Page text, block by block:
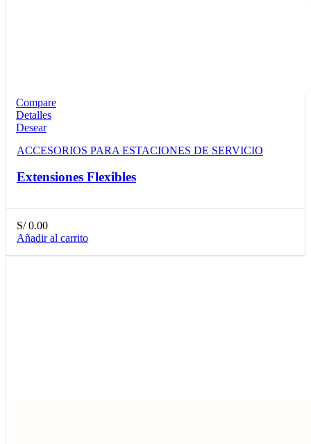
Compare
Detalles
Desear
ACCESORIOS PARA ESTACIONES DE SERVICIO
Extensiones Flexibles
S/0.00
Añadir al carrito